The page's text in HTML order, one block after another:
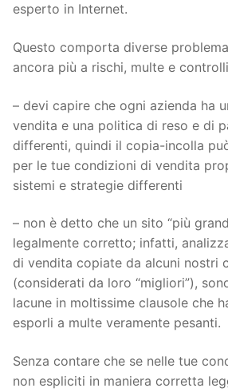
esperto in Internet.
Questo comporta diverse
ancora più a rischi, multe e
– devi capire che ogni azienda ha
vendita e una politica di reso e di
differenti, quindi il copia-incolla
per le tue condizioni di vendita
sistemi e strategie differenti
– non è detto che un sito “più
legalmente corretto; infatti,
di vendita copiate da alcuni nostri
(considerati da loro “migliori”),
lacune in moltissime clausole che
esporli a multe veramente pesanti.
Senza contare che se nelle tue
non espliciti in maniera corretta